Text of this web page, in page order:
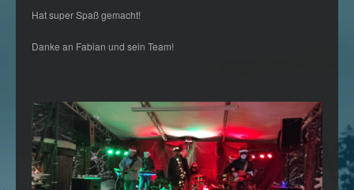
Hat super Spaß gemacht!
Danke an Fabian und sein Team!